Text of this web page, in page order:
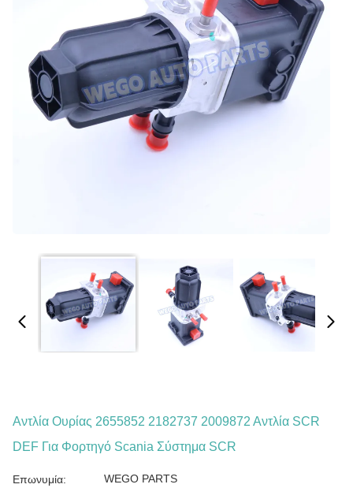
Αντλία Ουρίας 2655852 2182737 2009872 Αντλία SCR
DEF Για Φορτηγό Scania Σύστημα SCR
Επωνυμία: WEGO PARTS